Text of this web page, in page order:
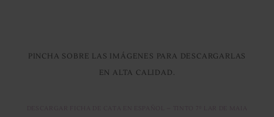
PINCHA SOBRE LAS IMÁGENES PARA DESCARGARLAS
EN ALTA CALIDAD.